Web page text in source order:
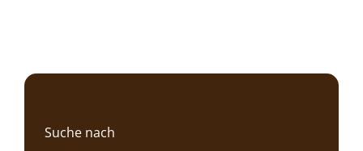
Suche nach